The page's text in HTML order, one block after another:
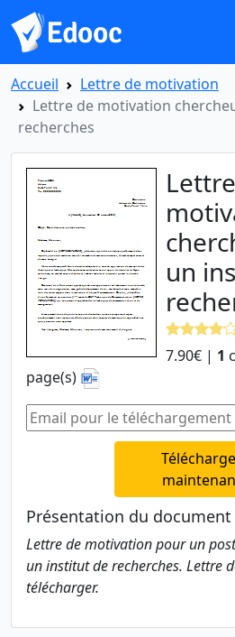
Accueil
Lettre de motivation
Lettre de motivation
recherches
un
7.90€ | 1
page(s)
Présentation du document
Lettre de motivation pour un
un institut de recherches. Lettre
télécharger.